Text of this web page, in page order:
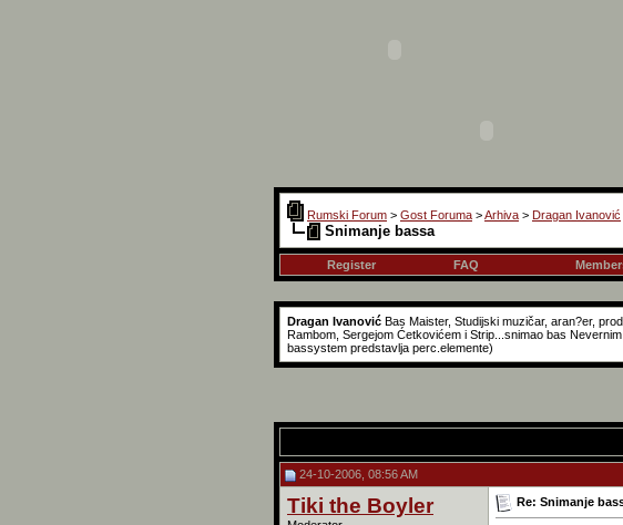
Rumski Forum > Gost Foruma >Arhiva > Dragan Ivanović
Snimanje bassa
Register FAQ
Dragan Ivanović Bas Maister, Studijski muzičar, aran?er,
Rambom, Sergejom Ćetkovićem i Strip...snimao bas
bassystem predstavlja perc.elemente)
24-10-2006, 08:56 AM
Tiki the Boyler Re: Snimanje